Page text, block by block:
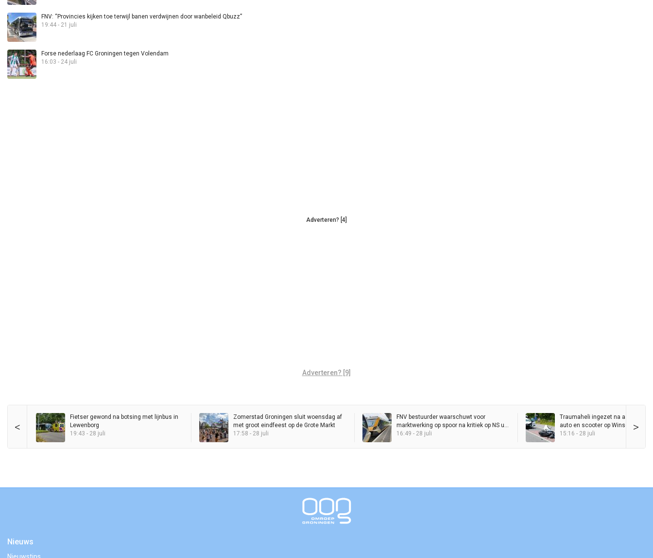
FNV: “Provincies kijken toe terwijl banen verdwijnen door wanbeleid Qbuzz”
19:44 - 21 juli
Forse nederlaag FC Groningen tegen Volendam
16:03 - 24 juli
Adverteren? [4]
Adverteren? [9]
< >
Fietser gewond na botsing met lijnbus in
Lewenborg
19:43 - 28 juli
Zomerstad Groningen sluit woensdag af
met groot eindfeest op de Grote Markt
17:58 - 28 juli
FNV bestuurder waarschuwt voor
marktwerking op spoor na kritiek op NS uit
Brussel
16:49 - 28 juli
Traumaheli ingezet na aanrijding
auto en scooter op
15:16 - 28 juli
Nieuws